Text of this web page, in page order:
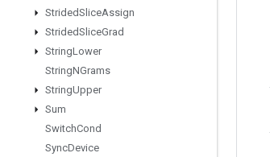
StridedSliceAssign
StridedSliceGrad
StringLower
StringNGrams
StringUpper
Sum
SwitchCond
SyncDevice